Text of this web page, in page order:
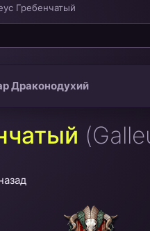
Гребенчатый
Драконодухий